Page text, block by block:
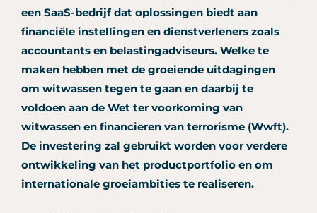
een SaaS-bedrijf dat oplossingen biedt aan
financiële instellingen en dienstverleners zoals
accountants en belastingadviseurs. Welke te
maken hebben met de groeiende uitdagingen
om witwassen tegen te gaan en daarbij te
voldoen aan de Wet ter voorkoming van
witwassen en financieren van terrorisme (Wwft).
De investering zal gebruikt worden voor verdere
ontwikkeling van het productportfolio en om
internationale groeiambities te realiseren.